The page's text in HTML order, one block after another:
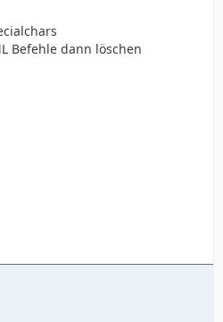
Befehle dann löschen